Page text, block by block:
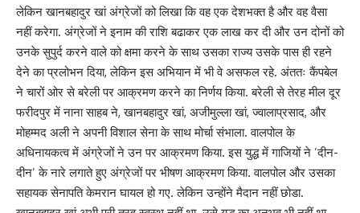
लेकिन खानबहादुर खां अंग्रेजों को लिखा कि वह एक देशभक्त है और वह वैसा
नहीं करेगा. अंग्रेजों ने इनाम की राशि बढाकर एक लाख कर दी और उन दोनों को
उनके सुपुर्द करने वाले को क्षमा करने के साथ उसका राज्य उसके पास ही रहने
देने का प्रलोभन दिया, लेकिन इस अभियान में भी वे असफल रहे. अंततः कैंपबेल
ने चारों ओर से बरेली पर आक्रमण करने का निर्णय किया. बरेली से तेरह मील दूर
फरीदपुर में नाना साहब ने, खानबहादुर खां, अजीमुल्ला खां, ज्वालाप्रसाद, और
मोहम्मद अली ने अपनी विशाल सेना के साथ मोर्चा संभाला. वालपोल के
अधिनायकत्व में अंग्रेजों ने उन पर आक्रमण किया. इस युद्ध में गाजियों ने ’दीन-
दीन’ के नारे लगाते हुए अंग्रेजों पर भीषण आक्रमण किया. वालपोल और उसका
सहायक सेनापति केमरान घायल हो गए. लेकिन उन्होंने मैदान नहीं छोडा.